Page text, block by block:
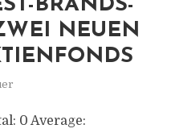
BRANDS-
NEUEN
0 Average: